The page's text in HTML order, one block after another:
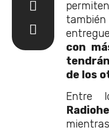
con
de los
Entre